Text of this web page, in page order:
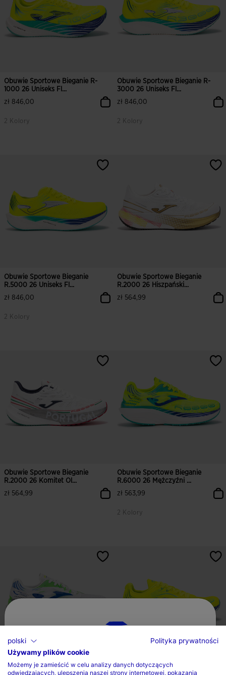
Obuwie Sportowe Bieganie R-
1000 26 Uniseks Fl...
zł 846,00
2 Kolory
Obuwie Sportowe Bieganie R-
3000 26 Uniseks Fl...
zł 846,00
2 Kolory
Obuwie Sportowe Bieganie
R.5000 26 Uniseks Fl...
zł 846,00
2 Kolory
Obuwie Sportowe Bieganie
R.2000 26 Hiszpański...
zł 564,99
Obuwie Sportowe Bieganie
R.2000 26 Komitet Ol...
zł 564,99
Obuwie Sportowe Bieganie
R.6000 26 Mężczyźni ...
zł 563,99
2 Kolory
Obuwie Sportowe Bieganie
Obuwie Sportowe Bieganie
Wybierz kraj oraz język
polski
Polityka prywatności
Używamy plików cookie
Możemy je zamieścić w celu analizy danych dotyczących
odwiedzających, ulepszenia naszej strony internetowej, pokazania